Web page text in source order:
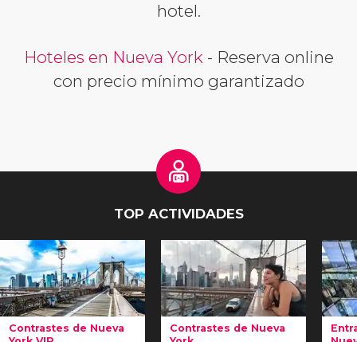
hotel.
Hoteles en Nueva York- Reserva online
con precio mínimo garantizado
TOP ACTIVIDADES
Contrastes de Nueva
Contrastes de Nueva